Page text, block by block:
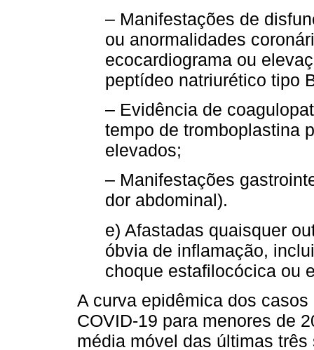
– Manifestações de
ou anormalidades
ecocardiograma ou
peptídeo natriurético tipo
– Evidência de
tempo de tromboplastina
elevados;
– Manifestações
dor abdominal).
e) Afastadas quaisquer
óbvia de inflamação,
choque estafilocócica ou
A curva epidêmica dos
COVID-19 para menores de
média móvel das últimas